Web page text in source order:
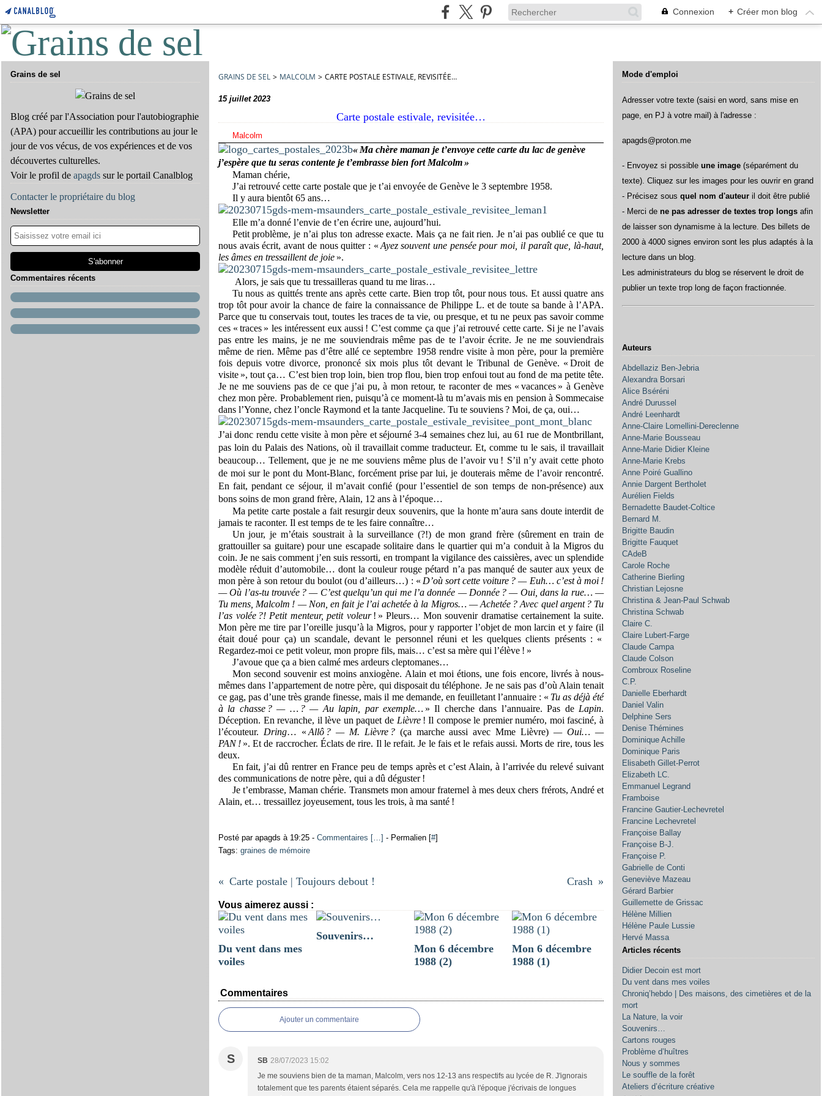
Connexion + Créer mon blog
Grains de sel
Blog créé par l'Association pour l'autobiographie
(APA) pour accueillir les contributions au jour le
jour de vos vécus, de vos expériences et de vos
découvertes culturelles.
Voir le profil de apagds sur le portail Canalblog
Contacter le propriétaire du blog
Newsletter
Commentaires récents
GRAINS DE SEL > MALCOLM > CARTE POSTALE ESTIVALE, REVISITÉE…
15 juillet 2023
Carte postale estivale, revisitée…
Malcolm
« Ma chère maman je t’envoye cette carte du lac de genève
j’espère que tu seras contente je t’embrasse bien fort Malcolm »
Maman chérie,
J’ai retrouvé cette carte postale que je t’ai envoyée de Genève le 3 septembre 1958.
Il y aura bientôt 65 ans…
Elle m’a donné l’envie de t’en écrire une, aujourd’hui.
Petit problème, je n’ai plus ton adresse exacte. Mais ça ne fait rien. Je n’ai pas oublié ce que tu
nous avais écrit, avant de nous quitter : « Ayez souvent une pensée pour moi, il paraît que, là-haut,
les âmes en tressaillent de joie ».
Alors, je sais que tu tressailleras quand tu me liras…
Tu nous as quittés trente ans après cette carte. Bien trop tôt, pour nous tous. Et aussi quatre ans
trop tôt pour avoir la chance de faire la connaissance de Philippe L. et de toute sa bande à l’APA.
Parce que tu conservais tout, toutes les traces de ta vie, ou presque, et tu ne peux pas savoir comme
ces « traces » les intéressent eux aussi ! C’est comme ça que j’ai retrouvé cette carte. Si je ne l’avais
pas entre les mains, je ne me souviendrais même pas de te l’avoir écrite. Je ne me souviendrais
même de rien. Même pas d’être allé ce septembre 1958 rendre visite à mon père, pour la première
fois depuis votre divorce, prononcé six mois plus tôt devant le Tribunal de Genève. « Droit de
visite », tout ça… C’est bien trop loin, bien trop flou, bien trop enfoui tout au fond de ma petite tête.
Je ne me souviens pas de ce que j’ai pu, à mon retour, te raconter de mes « vacances » à Genève
chez mon père. Probablement rien, puisqu’à ce moment-là tu m’avais mis en pension à Sommecaise
dans l’Yonne, chez l’oncle Raymond et la tante Jacqueline. Tu te souviens ? Moi, de ça, oui…
J’ai donc rendu cette visite à mon père et séjourné 3-4 semaines chez lui, au 61 rue de Montbrillant,
pas loin du Palais des Nations, où il travaillait comme traducteur. Et, comme tu le sais, il travaillait
beaucoup… Tellement, que je ne me souviens même plus de l’avoir vu ! S’il n’y avait cette photo
de moi sur le pont du Mont-Blanc, forcément prise par lui, je douterais même de l’avoir rencontré.
En fait, pendant ce séjour, il m’avait confié (pour l’essentiel de son temps de non-présence) aux
bons soins de mon grand frère, Alain, 12 ans à l’époque…
Ma petite carte postale a fait resurgir deux souvenirs, que la honte m’aura sans doute interdit de
jamais te raconter. Il est temps de te les faire connaître…
Un jour, je m’étais soustrait à la surveillance (?!) de mon grand frère (sûrement en train de
grattouiller sa guitare) pour une escapade solitaire dans le quartier qui m’a conduit à la Migros du
coin. Je ne sais comment j’en suis ressorti, en trompant la vigilance des caissières, avec un splendide
modèle réduit d’automobile… dont la couleur rouge pétard n’a pas manqué de sauter aux yeux de
mon père à son retour du boulot (ou d’ailleurs…) : « D’où sort cette voiture ? — Euh… c’est à moi !
— Où l’as-tu trouvée ? — C’est quelqu’un qui me l’a donnée — Donnée ? — Oui, dans la rue… —
Tu mens, Malcolm ! — Non, en fait je l’ai achetée à la Migros… — Achetée ? Avec quel argent ? Tu
l’as volée ?! Petit menteur, petit voleur! » Pleurs… Mon souvenir dramatise certainement la suite.
Mon père me tire par l’oreille jusqu’à la Migros, pour y rapporter l’objet de mon larcin et y faire (il
était doué pour ça) un scandale, devant le personnel réuni et les quelques clients présents : «
Regardez-moi ce petit voleur, mon propre fils, mais… c’est sa mère qui l’élève ! »
J’avoue que ça a bien calmé mes ardeurs cleptomanes…
Mon second souvenir est moins anxiogène. Alain et moi étions, une fois encore, livrés à nous-
mêmes dans l’appartement de notre père, qui disposait du téléphone. Je ne sais pas d’où Alain tenait
ce gag, pas d’une très grande finesse, mais il me demande, en feuilletant l’annuaire : « Tu as déjà été
à la chasse ? — … ? — Au lapin, par exemple… » Il cherche dans l’annuaire. Pas de Lapin.
Déception. En revanche, il lève un paquet de Lièvre ! Il compose le premier numéro, moi fasciné, à
l’écouteur. Dring… « Allô ? — M. Lièvre ? (ça marche aussi avec Mme Lièvre) — Oui… —
PAN ! ». Et de raccrocher. Éclats de rire. Il le refait. Je le fais et le refais aussi. Morts de rire, tous les
deux.
En fait, j’ai dû rentrer en France peu de temps après et c’est Alain, à l’arrivée du relevé suivant
des communications de notre père, qui a dû déguster !
Je t’embrasse, Maman chérie. Transmets mon amour fraternel à mes deux chers frérots, André et
Alain, et… tressaillez joyeusement, tous les trois, à ma santé !
Posté par apagds à 19:25 - Commentaires [ ] - Permalien [#]
Tags: graines de mémoire
Carte postale | Toujours debout ! Crash
Vous aimerez aussi :
Du vent dans mes
voiles
Souvenirs…
Mon 6 décembre
1988 (2)
Mon 6 décembre
1988 (1)
Commentaires
Ajouter un commentaire
S SB 28/07/2023 15:02
Je me souviens bien de ta maman, Malcolm, vers nos 12-13 ans respectifs au lycée de R. J'ignorais
totalement que tes parents étaient séparés. Cela me rappelle qu'à l'époque j'écrivais de longues
Mode d'emploi
Adresser votre texte (saisi en word, sans mise en
page, en PJ à votre mail) à l'adresse :
apagds@proton.me
- Envoyez si possible une image (séparément du
texte). Cliquez sur les images pour les ouvrir en grand
- Précisez sous quel nom d'auteur il doit être publié
- Merci de ne pas adresser de textes trop longs afin
de laisser son dynamisme à la lecture. Des billets de
2000 à 4000 signes environ sont les plus adaptés à la
lecture dans un blog.
Les administrateurs du blog se réservent le droit de
publier un texte trop long de façon fractionnée.
Auteurs
Abdellaziz Ben-Jebria
Alexandra Borsari
Alice Bséréni
André Durussel
André Leenhardt
Anne-Claire Lomellini-Dereclenne
Anne-Marie Bousseau
Anne-Marie Didier Kleine
Anne-Marie Krebs
Anne Poiré Guallino
Annie Dargent Bertholet
Aurélien Fields
Bernadette Baudet-Coltice
Bernard M.
Brigitte Baudin
Brigitte Fauquet
CAdeB
Carole Roche
Catherine Bierling
Christian Lejosne
Christina & Jean-Paul Schwab
Christina Schwab
Claire C.
Claire Lubert-Farge
Claude Campa
Claude Colson
Combroux Roseline
C.P.
Danielle Eberhardt
Daniel Valin
Delphine Sers
Denise Thémines
Dominique Achille
Dominique Paris
Elisabeth Gillet-Perrot
Elizabeth LC.
Emmanuel Legrand
Framboise
Francine Gautier-Lechevretel
Francine Lechevretel
Françoise Ballay
Françoise B-J.
Françoise P.
Gabrielle de Conti
Geneviève Mazeau
Gérard Barbier
Guillemette de Grissac
Hélène Millien
Hélène Paule Lussie
Hervé Massa
Articles récents
Didier Decoin est mort
Du vent dans mes voiles
Chroniq’hebdo | Des maisons, des cimetières et de la
mort
La Nature, la voir
Souvenirs…
Cartons rouges
Problème d’huîtres
Nous y sommes
Le souffle de la forêt
Ateliers d’écriture créative